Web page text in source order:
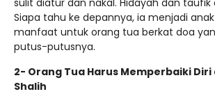
sulit diatur dan nakal. Hidayah dan taufik
Siapa tahu ke depannya, ia menjadi
manfaat untuk orang tua berkat doa
putus-putusnya.
2- Orang Tua Harus Memperbaiki
Shalih